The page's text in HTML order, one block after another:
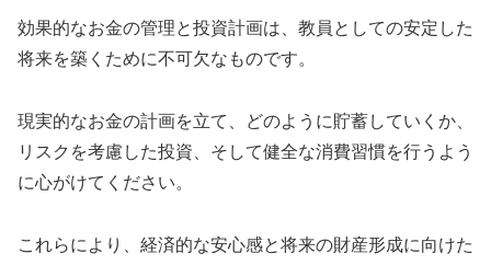
効果的なお金の管理と投資計画は、教員としての安定した
将来を築くために不可欠なものです。
現実的なお金の計画を立て、どのように貯蓄していくか、
リスクを考慮した投資、そして健全な消費習慣を行うよう
に心がけてください。
これらにより、経済的な安心感と将来の財産形成に向けた